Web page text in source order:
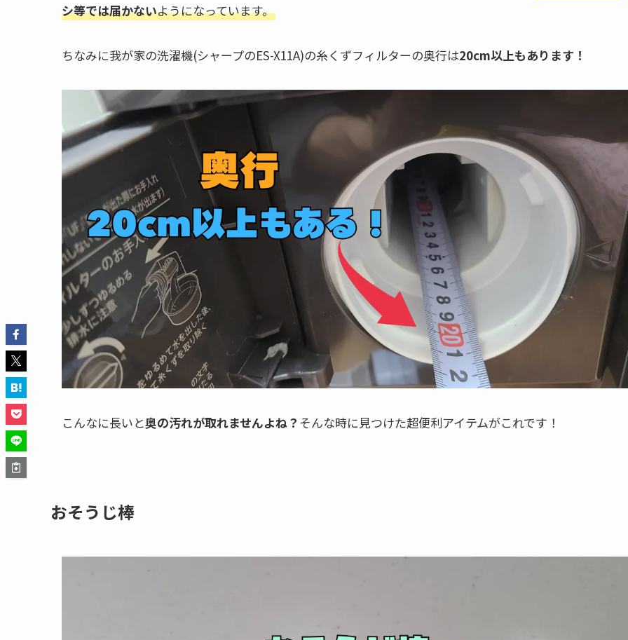
シ等では届かないようになっています。
ちなみに我が家の洗濯機(シャープのES-X11A)の糸くずフィルターの奥行は20cm以上もあります！
こんなに長いと奥の汚れが取れませんよね？ そんな時に見つけた超便利アイテムがこれです！
おそうじ棒